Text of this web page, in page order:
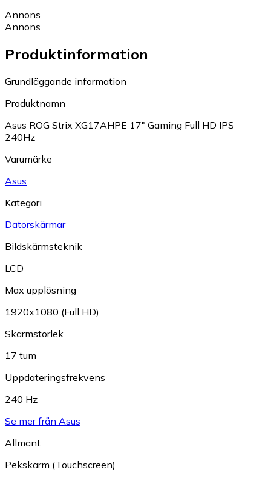
Annons
Annons
Produktinformation
Grundläggande information
Produktnamn
Asus ROG Strix XG17AHPE 17" Gaming Full HD IPS
240Hz
Varumärke
Asus
Kategori
Datorskärmar
Bildskärmsteknik
LCD
Max upplösning
1920x1080 (Full HD)
Skärmstorlek
17 tum
Uppdateringsfrekvens
240 Hz
Se mer från Asus
Allmänt
Pekskärm (Touchscreen)